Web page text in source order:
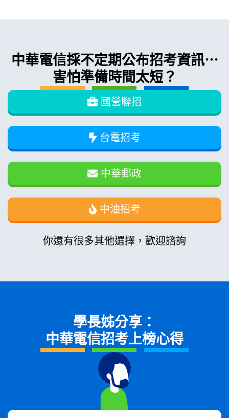
中華電信採不定期公布招考資訊⋯
害怕準備時間太短？
國營聯招
台電招考
中華郵政
中油招考
你還有很多其他選擇，歡迎諮詢
學長姊分享：
中華電信招考上榜心得